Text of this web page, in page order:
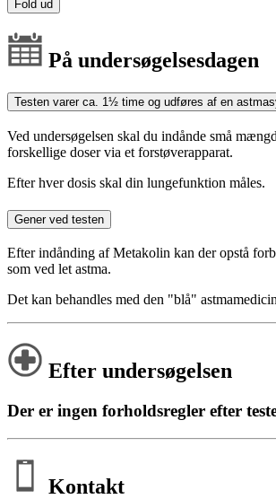
Fold ud
På undersøgelsesdagen
Testen varer ca. 1½ time og udføres af
Ved undersøgelsen skal du indånde små
forskellige doser via et forstøverapparat.
Efter hver dosis skal din lungefunktion måles.
Gener ved testen
Efter indånding af Metakolin kan der opstå
som ved let astma.
Det kan behandles med den "blå"
Efter undersøgelsen
Der er ingen forholdsregler efter
Kontakt